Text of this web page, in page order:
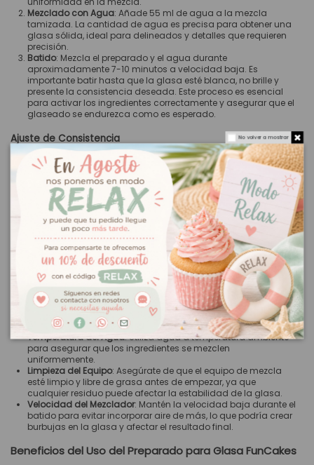
Mezclado con Agua: Añade 55 ml de agua a la mezcla
tamizada. La cantidad de agua es precisa para obtener una
glasa sólida, ideal para delineados y detalles que requieren
precisión.
Batido: Mezcla el preparado y el agua durante
aproximadamente 7-10 minutos a velocidad baja. Es
importante batir hasta que la glasa esté blanca, no brille y
presente la consistencia deseada. Este proceso es esencial
para activar los ingredientes correctamente y asegurar que el
glaseado se endurezca como es esperado.
Ajuste de Consistencia
Dependiendo del tipo de decoración que desees realizar, puedes
ajustar la consistencia de la glasa:
Consistencia Media: Para una glasa más fluida, ideal para
cubrir superficies más amplias sin perder definición, añade 1
cucharadita de agua por cada 200 gramos de glasa ya
preparada.
Consistencia Fina: Si necesitas una glasa aún más líquida,
perfecta para rellenar áreas dentro de líneas ya trazadas o
para un acabado liso, añade 2 cucharaditas de agua por
cada 200 gramos de glasa elaborada. Esta consistencia
permite que la glasa se asiente suavemente, creando
superficies perfectamente planas.
Consejos para el Mezclado Perfecto
Temperatura del Agua: Utiliza agua a temperatura ambiente
para asegurar que los ingredientes se mezclen
uniformemente.
Limpieza del Equipo: Asegúrate de que el equipo de mezcla
esté limpio y libre de grasa antes de empezar, ya que
cualquier residuo puede afectar la estabilidad de la glasa.
Velocidad del Mezclador: Mantén la velocidad baja durante el
batido para evitar incorporar aire de más, lo que podría crear
burbujas en la glasa y afectar el resultado final.
Beneficios del Uso del Preparado para Glasa FunCakes
No volver a mostrar